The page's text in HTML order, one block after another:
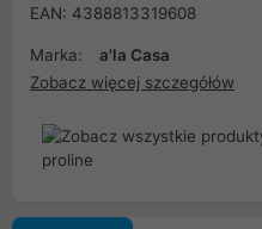
EAN: 4388813319608
Marka:
a'la Casa
Zobacz więcej szczegółów